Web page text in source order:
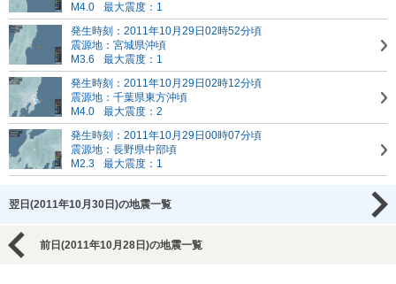
M4.0
最大震度：1
発生時刻：2011年10月29日02時52分頃
震源地：宮城県沖頃
M3.6
最大震度：1
発生時刻：2011年10月29日02時12分頃
震源地：千葉県東方沖頃
M4.0
最大震度：2
発生時刻：2011年10月29日00時07分頃
震源地：長野県中部頃
M2.3
最大震度：1
翌日(2011年10月30日)の地震一覧
前日(2011年10月28日)の地震一覧